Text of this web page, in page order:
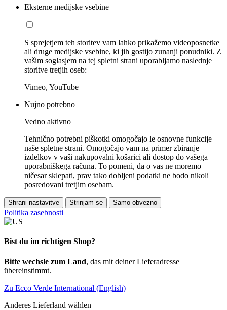
Eksterne medijske vsebine
S sprejetjem teh storitev vam lahko prikažemo videoposnetke
ali druge medijske vsebine, ki jih gostijo zunanji ponudniki. Z
vašim soglasjem na tej spletni strani uporabljamo naslednje
storitve tretjih oseb:
Vimeo, YouTube
Nujno potrebno
Vedno aktivno
Tehnično potrebni piškotki omogočajo le osnovne funkcije
naše spletne strani. Omogočajo vam na primer zbiranje
izdelkov v vaši nakupovalni košarici ali dostop do vašega
uporabniškega računa. To pomeni, da o vas ne moremo
ničesar sklepati, prav tako dobljeni podatki ne bodo nikoli
posredovani tretjim osebam.
Shrani nastavitve Strinjam se Samo obvezno
Politika zasebnosti
Bist du im richtigen Shop?
Bitte wechsle zum Land, das mit deiner Lieferadresse
übereinstimmt.
Zu Ecco Verde International (English)
Anderes Lieferland wählen